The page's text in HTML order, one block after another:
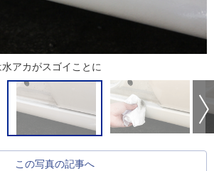
アカがスゴイことに
この写真の記事へ